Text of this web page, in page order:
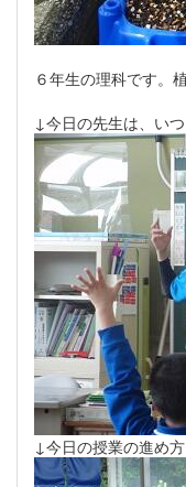
６年生の理科です。
↓今日の先生は、い
↓今日の授業の進め